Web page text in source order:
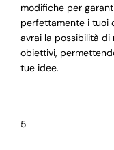
modifiche per
perfettamente i tuoi
avrai la possibilità
obiettivi,
tue idee.
5